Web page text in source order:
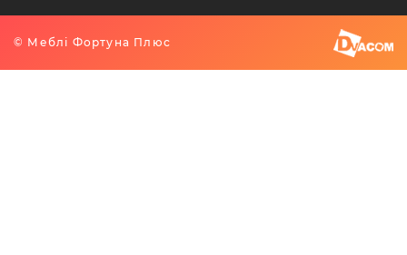
© Меблі Фортуна Плюс